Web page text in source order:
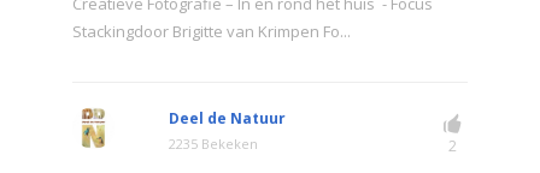
Stackingdoor Brigitte van Krimpen Fo...
Deel de Natuur
2235 Bekeken 2